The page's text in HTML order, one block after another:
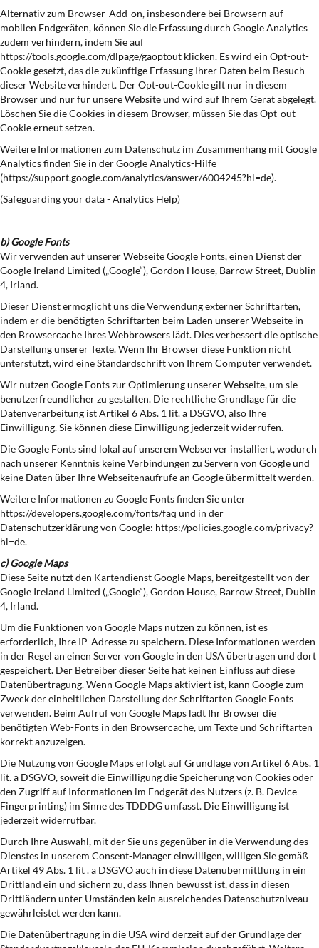
Alternativ zum Browser-Add-on, insbesondere bei Browsern auf
mobilen Endgeräten, können Sie die Erfassung durch Google Analytics
zudem verhindern, indem Sie auf
https://tools.google.com/dlpage/gaoptout klicken. Es wird ein Opt-out-
Cookie gesetzt, das die zukünftige Erfassung Ihrer Daten beim Besuch
dieser Website verhindert. Der Opt-out-Cookie gilt nur in diesem
Browser und nur für unsere Website und wird auf Ihrem Gerät abgelegt.
Löschen Sie die Cookies in diesem Browser, müssen Sie das Opt-out-
Cookie erneut setzen.
Weitere Informationen zum Datenschutz im Zusammenhang mit Google
Analytics finden Sie in der Google Analytics-Hilfe
(https://support.google.com/analytics/answer/6004245?hl=de).
(Safeguarding your data - Analytics Help)
b) Google Fonts
Wir verwenden auf unserer Webseite Google Fonts, einen Dienst der
Google Ireland Limited („Google“), Gordon House, Barrow Street, Dublin
4, Irland.
Dieser Dienst ermöglicht uns die Verwendung externer Schriftarten,
indem er die benötigten Schriftarten beim Laden unserer Webseite in
den Browsercache Ihres Webbrowsers lädt. Dies verbessert die optische
Darstellung unserer Texte. Wenn Ihr Browser diese Funktion nicht
unterstützt, wird eine Standardschrift von Ihrem Computer verwendet.
Wir nutzen Google Fonts zur Optimierung unserer Webseite, um sie
benutzerfreundlicher zu gestalten. Die rechtliche Grundlage für die
Datenverarbeitung ist Artikel 6 Abs. 1 lit. a DSGVO, also Ihre
Einwilligung. Sie können diese Einwilligung jederzeit widerrufen.
Die Google Fonts sind lokal auf unserem Webserver installiert, wodurch
nach unserer Kenntnis keine Verbindungen zu Servern von Google und
keine Daten über Ihre Webseitenaufrufe an Google übermittelt werden.
Weitere Informationen zu Google Fonts finden Sie unter
https://developers.google.com/fonts/faq und in der
Datenschutzerklärung von Google: https://policies.google.com/privacy?
hl=de.
c) Google Maps
Diese Seite nutzt den Kartendienst Google Maps, bereitgestellt von der
Google Ireland Limited („Google“), Gordon House, Barrow Street, Dublin
4, Irland.
Um die Funktionen von Google Maps nutzen zu können, ist es
erforderlich, Ihre IP-Adresse zu speichern. Diese Informationen werden
in der Regel an einen Server von Google in den USA übertragen und dort
gespeichert. Der Betreiber dieser Seite hat keinen Einfluss auf diese
Datenübertragung. Wenn Google Maps aktiviert ist, kann Google zum
Zweck der einheitlichen Darstellung der Schriftarten Google Fonts
verwenden. Beim Aufruf von Google Maps lädt Ihr Browser die
benötigten Web-Fonts in den Browsercache, um Texte und Schriftarten
korrekt anzuzeigen.
Die Nutzung von Google Maps erfolgt auf Grundlage von Artikel 6 Abs. 1
lit. a DSGVO, soweit die Einwilligung die Speicherung von Cookies oder
den Zugriff auf Informationen im Endgerät des Nutzers (z. B. Device-
Fingerprinting) im Sinne des TDDDG umfasst. Die Einwilligung ist
jederzeit widerrufbar.
Durch Ihre Auswahl, mit der Sie uns gegenüber in die Verwendung des
Dienstes in unserem Consent-Manager einwilligen, willigen Sie gemäß
Artikel 49 Abs. 1 lit . a DSGVO auch in diese Datenübermittlung in ein
Drittland ein und sichern zu, dass Ihnen bewusst ist, dass in diesen
Drittländern unter Umständen kein ausreichendes Datenschutzniveau
gewährleistet werden kann.
Die Datenübertragung in die USA wird derzeit auf der Grundlage der